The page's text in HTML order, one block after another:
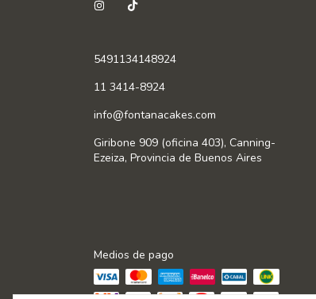
5491134148924
11 3414-8924
info@fontanacakes.com
Giribone 909 (oficina 403), Canning-
Ezeiza, Provincia de Buenos Aires
Medios de pago